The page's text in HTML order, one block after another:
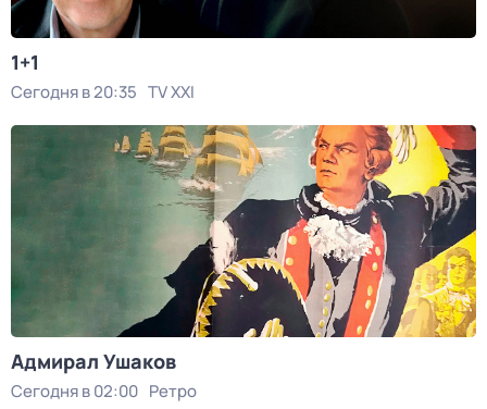
1+1
Сегодня в 20:35 TV XXI
Адмирал Ушаков
Сегодня в 02:00 Ретро